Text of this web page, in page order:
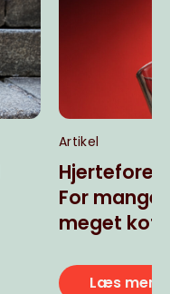
Artikel
For mange
meget
Læs mere